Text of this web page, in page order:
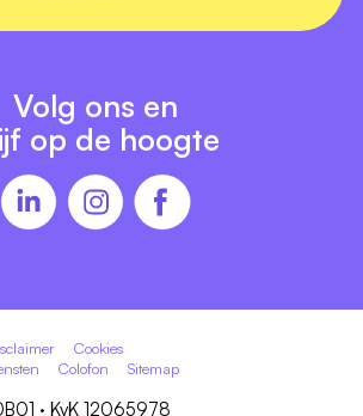
Volg ons en
op de hoogte
Cookies
Colofon Sitemap
· KvK 12065978